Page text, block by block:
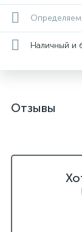
Наличный и
Отзывы